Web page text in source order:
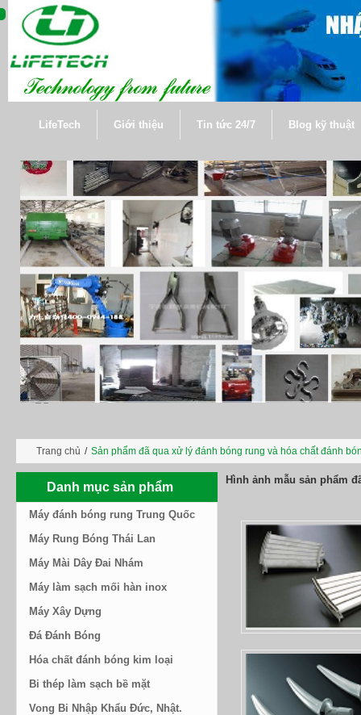
LifeTech Giới thiệu Tin tức 24/7 Blog kỹ thuật
Trang chủ / Sản phẩm đã qua xử lý đánh bóng rung và hóa chất đánh
Hình ảnh mẫu sản phẩm
Danh mục sản phẩm
Máy đánh bóng rung Trung Quốc
Máy Rung Bóng Thái Lan
Máy Mài Dây Đai Nhám
Máy làm sạch mối hàn inox
Máy Xây Dựng
Đá Đánh Bóng
Hóa chất đánh bóng kim loại
Bi thép làm sạch bề mặt
Vong Bi Nhập Khẩu Đức, Nhật.